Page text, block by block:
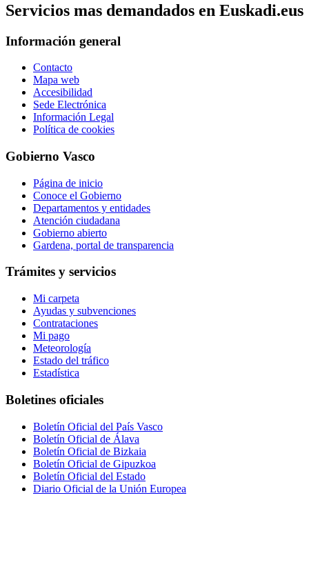
Servicios mas demandados en Euskadi.eus
Información general
Contacto
Mapa web
Accesibilidad
Sede Electrónica
Información Legal
Política de cookies
Gobierno Vasco
Página de inicio
Conoce el Gobierno
Departamentos y entidades
Atención ciudadana
Gobierno abierto
Gardena, portal de transparencia
Trámites y servicios
Mi carpeta
Ayudas y subvenciones
Contrataciones
Mi pago
Meteorología
Estado del tráfico
Estadística
Boletines oficiales
Boletín Oficial del País Vasco
Boletín Oficial de Álava
Boletín Oficial de Bizkaia
Boletín Oficial de Gipuzkoa
Boletín Oficial del Estado
Diario Oficial de la Unión Europea